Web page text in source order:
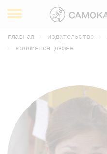
главная издательство
коллиньон дафне